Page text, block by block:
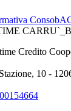
Consob
Credito
10 -